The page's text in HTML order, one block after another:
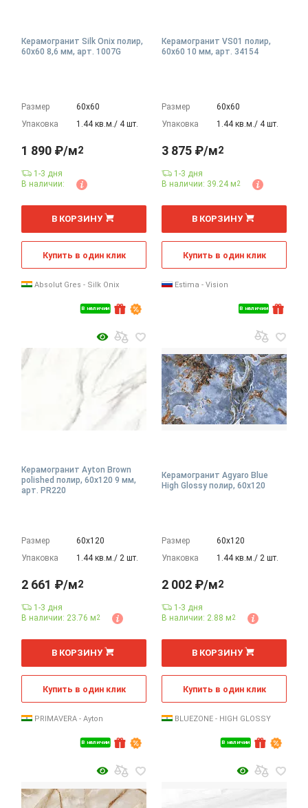
Керамогранит Silk Onix полир,
60x60 8,6 мм, арт. 1007G
Размер
60х60
Упаковка
1.44 кв.м./ 4 шт.
В наличии
1 890 ₽/м2
1-3 дня
В наличии:
м
В КОРЗИНУ
Купить в один клик
Absolut Gres - Silk Onix
Керамогранит VS01 полир,
60x60 10 мм, арт. 34154
Размер
60х60
Упаковка
1.44 кв.м./ 4 шт.
В наличии
3 875 ₽/м2
1-3 дня
В наличии: 39.24 м2
м
В КОРЗИНУ
Купить в один клик
Estima - Vision
Керамогранит Ayton Brown
polished полир, 60x120 9 мм,
арт. PR220
Размер
60х120
Упаковка
1.44 кв.м./ 2 шт.
В наличии
2 661 ₽/м2
1-3 дня
В наличии: 23.76 м2
м
В КОРЗИНУ
Купить в один клик
PRIMAVERA - Ayton
Керамогранит Agyaro Blue
High Glossy полир, 60x120
Размер
60х120
Упаковка
1.44 кв.м./ 2 шт.
В наличии
2 002 ₽/м2
1-3 дня
В наличии: 2.88 м2
м
В КОРЗИНУ
Купить в один клик
BLUEZONE - HIGH GLOSSY